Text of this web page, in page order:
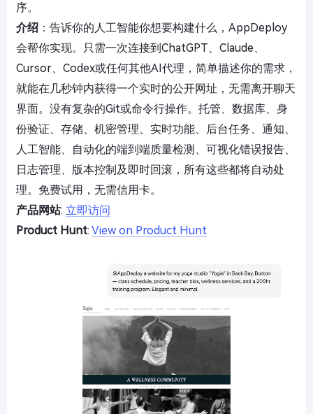
序。
介绍 ：告诉你的人工智能你想要构建什么，AppDeploy
会帮你实现。只需一次连接到ChatGPT、Claude、
Cursor、Codex或任何其他AI代理，简单描述你的需求，
就能在几秒钟内获得一个实时的公开网址，无需离开聊天
界面。没有复杂的Git或命令行操作。托管、数据库、身
份验证、存储、机密管理、实时功能、后台任务、通知、
人工智能、自动化的端到端质量检测、可视化错误报告、
日志管理、版本控制及即时回滚，所有这些都将自动处
理。免费试用，无需信用卡。
产品网站: 立即访问
Product Hunt: View on Product Hunt